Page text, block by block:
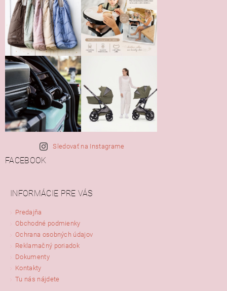
Sledovať na Instagrame
FACEBOOK
INFORMÁCIE PRE VÁS
Predajňa
Obchodné podmienky
Ochrana osobných údajov
Reklamačný poriadok
Dokumenty
Kontakty
Tu nás nájdete